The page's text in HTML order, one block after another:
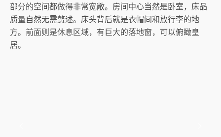
部分的空间都做得非常宽敞。房间中心当然是卧室，床品
质量自然无需赘述。床头背后就是衣帽间和放行李的地
方。前面则是休息区域，有巨大的落地窗，可以俯瞰皇
居。